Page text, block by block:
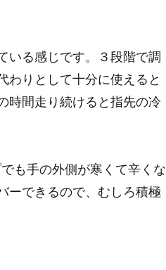
いる感じです。３段階で調
わりとして十分に使えると
時間走り続けると指先の冷
も手の外側が寒くて辛くな
ーできるので、むしろ積極